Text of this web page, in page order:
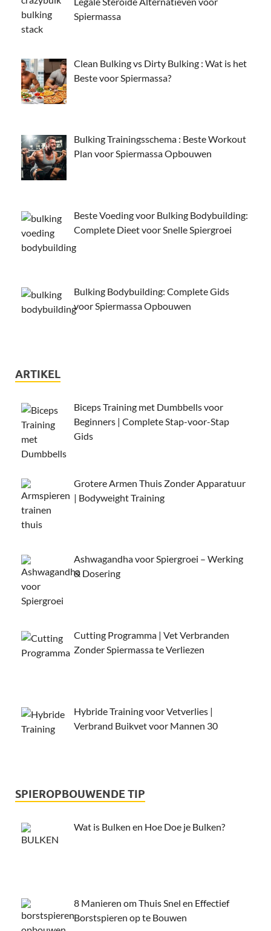
Spiermassa
Clean Bulking vs Dirty Bulking : Wat is het
Beste voor Spiermassa?
Bulking Trainingsschema : Beste Workout
Plan voor Spiermassa Opbouwen
Beste Voeding voor Bulking Bodybuilding:
Complete Dieet voor Snelle Spiergroei
Bulking Bodybuilding: Complete Gids
voor Spiermassa Opbouwen
ARTIKEL
Biceps Training met Dumbbells voor
Beginners | Complete Stap-voor-Stap
Gids
Grotere Armen Thuis Zonder Apparatuur
| Bodyweight Training
Ashwagandha voor Spiergroei – Werking
& Dosering
Cutting Programma | Vet Verbranden
Zonder Spiermassa te Verliezen
Hybride Training voor Vetverlies |
Verbrand Buikvet voor Mannen 30
SPIEROPBOUWENDE TIP
Wat is Bulken en Hoe Doe je Bulken?
8 Manieren om Thuis Snel en Effectief
Borstspieren op te Bouwen